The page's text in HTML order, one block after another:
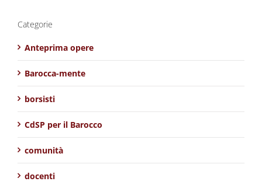
Categorie
Anteprima opere
Barocca-mente
borsisti
CdSP per il Barocco
comunità
docenti